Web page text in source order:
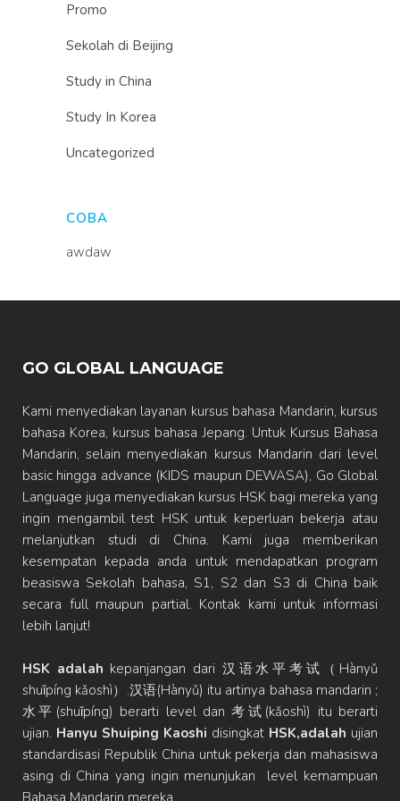
Promo
Sekolah di Beijing
Study in China
Study In Korea
Uncategorized
COBA
awdaw
GO GLOBAL LANGUAGE
Kami menyediakan layanan kursus bahasa Mandarin, kursus
bahasa Korea, kursus bahasa Jepang. Untuk Kursus Bahasa
Mandarin, selain menyediakan kursus Mandarin dari level
basic hingga advance (KIDS maupun DEWASA), Go Global
Language juga menyediakan kursus HSK bagi mereka yang
ingin mengambil test HSK untuk keperluan bekerja atau
melanjutkan studi di China. Kami juga memberikan
kesempatan kepada anda untuk mendapatkan program
beasiswa Sekolah bahasa, S1, S2 dan S3 di China baik
secara full maupun partial. Kontak kami untuk informasi
lebih lanjut!
HSK adalah kepanjangan dari 汉语水平考试（Hànyǔ
shuǐpíng kǎoshì）.汉语(Hànyǔ) itu artinya bahasa mandarin ;
水平(shuǐpíng) berarti level dan 考试(kǎoshì) itu berarti
ujian. Hanyu Shuiping Kaoshi disingkat HSK,adalah ujian
standardisasi Republik China untuk pekerja dan mahasiswa
asing di China yang ingin menunjukan level kemampuan
Bahasa Mandarin mereka.